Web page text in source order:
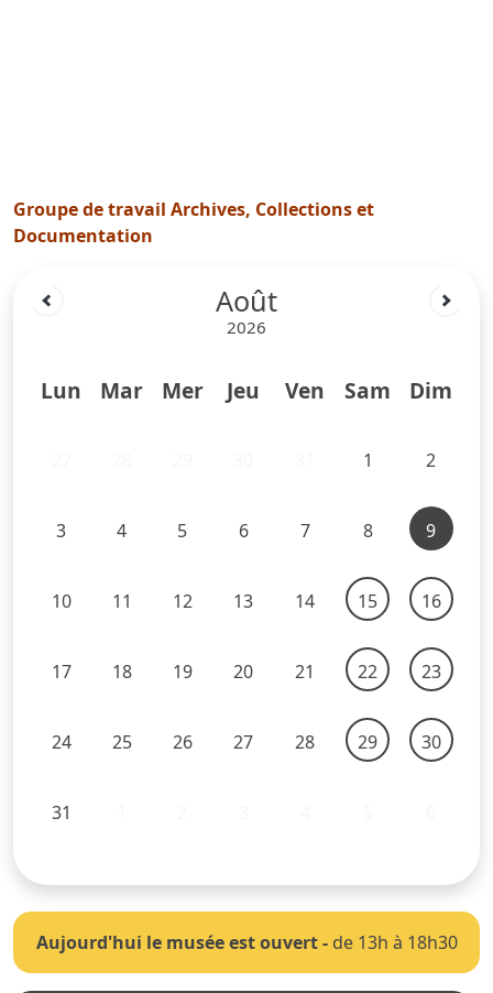
Groupe de travail Archives, Collections et
Documentation
Août
2026
Lun Mar Mer Jeu Ven Sam Dim
1 2
3 4 5 6 7 8 9
10 11 12 13 14 15 16
17 18 19 20 21 22 23
24 25 26 27 28 29 30
31
Aujourd'hui le musée est ouvert- de 13h à 18h30